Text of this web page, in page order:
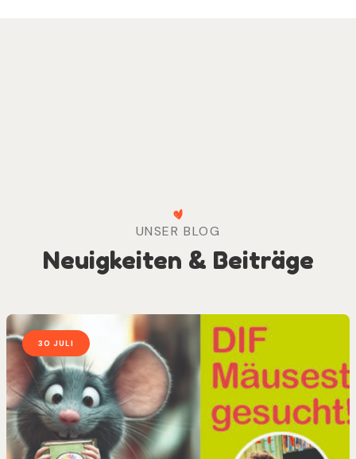
UNSER BLOG
Neuigkeiten & Beiträge
30 JULI